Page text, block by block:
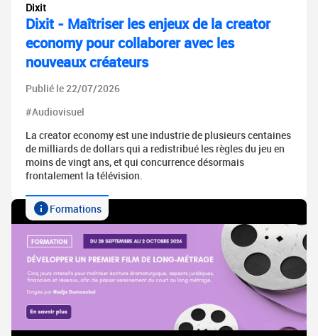
Dixit
Dixit - Maîtriser les enjeux de la creator
economy pour collaborer avec les
nouveaux créateurs
Publié le 22/07/2026
#Audiovisuel
La creator economy est une industrie de plusieurs centaines
de milliards de dollars qui a redistribué les règles du jeu en
moins de vingt ans, et qui concurrence désormais
frontalement la télévision.
Formations